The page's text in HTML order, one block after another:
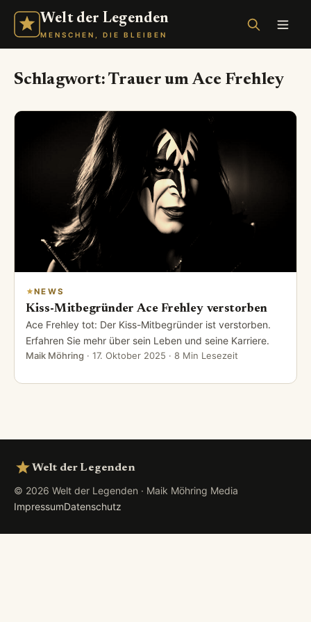
Welt der Legenden
MENSCHEN, DIE BLEIBEN
Schlagwort:Trauer um Ace Frehley
NEWS
Kiss-Mitbegründer Ace Frehley verstorben
Ace Frehley tot: Der Kiss-Mitbegründer ist verstorben.
Erfahren Sie mehr über sein Leben und seine Karriere.
Maik Möhring · 17. Oktober 2025 · 8 Min Lesezeit
Welt der Legenden
© 2026 Welt der Legenden · Maik Möhring Media
ImpressumDatenschutz